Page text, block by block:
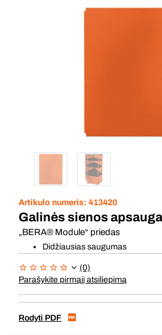
Artikulo numeris: 413420
Galinės sienos
„BERA® Module“ priedas
Didžiausias saugumas
(0)
Parašykite pirmąjį atsiliepimą
Rodyti PDF